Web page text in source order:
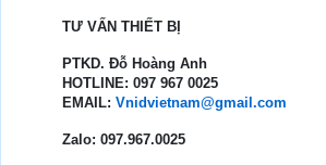
TƯ VẤN THIẾT BỊ
PTKD. Đỗ Hoàng Anh
HOTLINE: 097 967 0025
EMAIL: Vnidvietnam@gmail.com
Zalo: 097.967.0025